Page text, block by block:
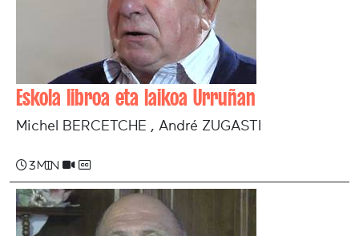
Eskola libroa eta laikoa Urruñan
Michel BERCETCHE , André ZUGASTI
3 min